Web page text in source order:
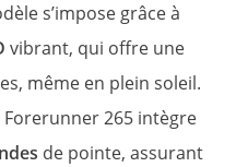
s’impose grâce à
vibrant, qui offre une
même en plein soleil.
265 intègre
de pointe, assurant